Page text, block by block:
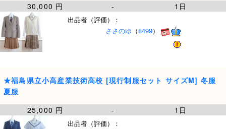
30,000 円
- 1日
出品者（評価）：
ささのゆ （8499）
★福島県立小高産業技術高校 [現行制服セット サイズM] 冬服
夏服
25,000 円
- 1日
出品者（評価）：